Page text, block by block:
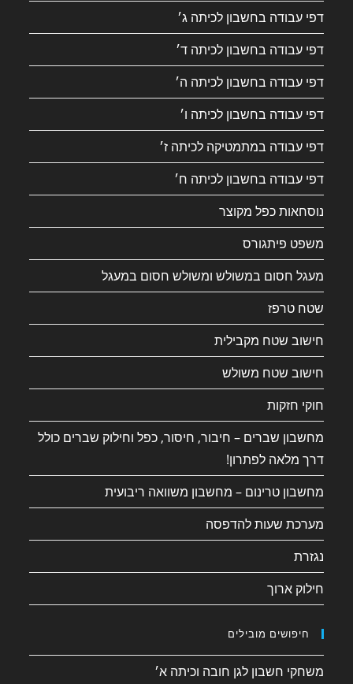
דפי עבודה בחשבון לכיתה ג׳
דפי עבודה בחשבון לכיתה ד׳
דפי עבודה בחשבון לכיתה ה׳
דפי עבודה בחשבון לכיתה ו׳
דפי עבודה במתמטיקה לכיתה ז׳
דפי עבודה בחשבון לכיתה ח׳
נוסחאות כפל מקוצר
משפט פיתגורס
מעגל חסום במשולש ומשולש חסום במעגל
שטח טרפז
חישוב שטח מקבילית
חישוב שטח משולש
חוקי חזקות
מחשבון שברים – חיבור, חיסור, כפל וחילוק שברים כולל
דרך מלאה לפתרון!
מחשבון טרינום – מחשבון משוואה ריבועית
מערכת שעות להדפסה
נגזרת
חילוק ארוך
חיפושים מובילים
משחקי חשבון לגן חובה וכיתה א׳